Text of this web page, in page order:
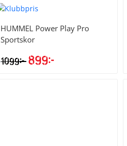
HUMMEL Power Play Pro
Sportskor
1099kr899kr